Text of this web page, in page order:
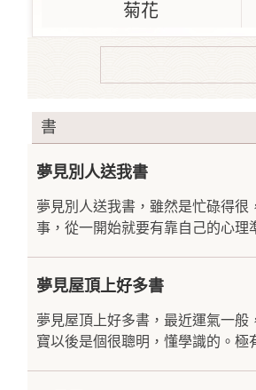
菊花
書
夢見別人送我書
夢見別人送我書，雖然是忙碌得
事，從一開始就要有靠自己的心理
夢見屋頂上好多書
夢見屋頂上好多書，最近運氣一
寶以後是個很聰明，懂學識的。